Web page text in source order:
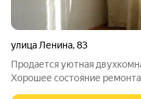
улица Ленина,83
Продается уютная
Хорошее состояние